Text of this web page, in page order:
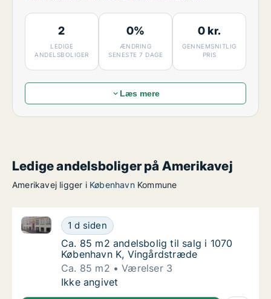
2
LEDIGE
ANDELSBOLIGER
0%
ÆNDRING
SENESTE 7 DAGE
0 kr.
GENNEMSNITLIG
PRIS
Læs mere
Ledige andelsboliger på Amerikavej
Amerikavej ligger i KøbenhavnKommune
Ca. 85 m2 andelsbolig til salg i 1070
1 d siden
Ca. 85 m2 andelsbolig til salg i 1070 København K,
Ca. 85 m2 andelsbolig til salg i 1070
Ca. 85 m2 andelsbolig til salg i 1070
København K, Vingårdstræde
Ca. 85 m2
Værelser 3
Ca. 85 m2 andelsbolig til salg i 1070
Ikke angivet